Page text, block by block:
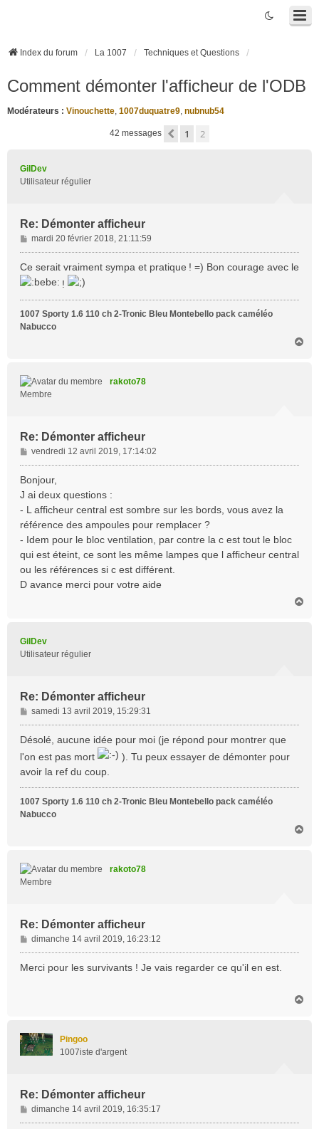
Index du forum La 1007 Techniques et Questions
Comment démonter l'afficheur de l'ODB
Modérateurs : Vinouchette, 1007duquatre9, nubnub54
42 messages Précédente
1 2
GilDev
Utilisateur régulier
Re: Démonter afficheur
M
e
s
s
a
g
e
mardi 20 février 2018, 21:11:59
Ce serait vraiment sympa et pratique ! =) Bon courage avec le
!
1007 Sporty 1.6 110 ch 2-Tronic Bleu Montebello pack caméléo
Nabucco
rakoto78
Membre
Re: Démonter afficheur
M
e
s
g
e
vendredi 12 avril 2019, 17:14:02
Bonjour,
J ai deux questions :
- L afficheur central est sombre sur les bords, vous avez la
référence des ampoules pour remplacer ?
- Idem pour le bloc ventilation, par contre la c est tout le bloc
qui est éteint, ce sont les même lampes que l afficheur central
ou les références si c est différent.
D avance merci pour votre aide
GilDev
Utilisateur régulier
Re: Démonter afficheur
M
e
s
a
g
e
samedi 13 avril 2019, 15:29:31
Désolé, aucune idée pour moi (je répond pour montrer que
l'on est pas mort
). Tu peux essayer de démonter pour
avoir la ref du coup.
1007 Sporty 1.6 110 ch 2-Tronic Bleu Montebello pack caméléo
Nabucco
rakoto78
Membre
Re: Démonter afficheur
M
e
s
dimanche 14 avril 2019, 16:23:12
Merci pour les survivants ! Je vais regarder ce qu'il en est.
Pingoo
1007iste d'argent
Re: Démonter afficheur
M
e
dimanche 14 avril 2019, 16:35:17